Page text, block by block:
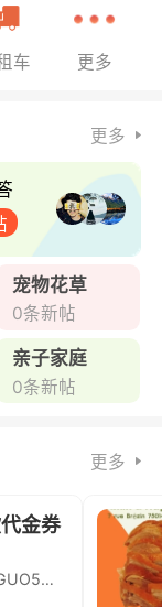
车 更多
更多
宠物花草
0条新帖
亲子家庭
0条新帖
更多
金券
郭氏夫妻肺片MAISON GUO5欧代金券限量兑换啦！